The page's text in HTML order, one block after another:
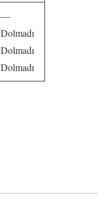
—
Dolmadı
Dolmadı
Dolmadı